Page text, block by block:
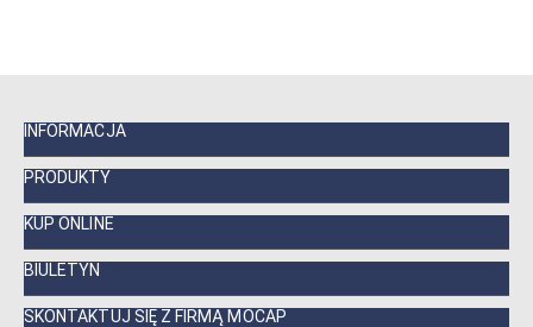
INFORMACJA
PRODUKTY
KUP ONLINE
BIULETYN
SKONTAKTUJ SIĘ Z FIRMĄ MOCAP